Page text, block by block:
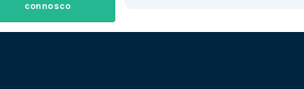
connosco